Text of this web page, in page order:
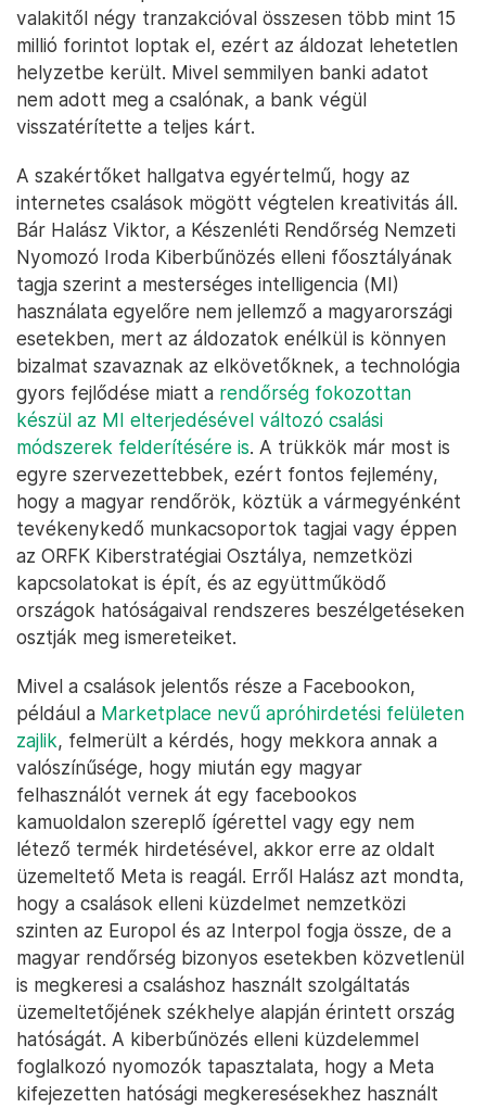
valakitől négy tranzakcióval összesen több mint 15
millió forintot loptak el, ezért az áldozat lehetetlen
helyzetbe került. Mivel semmilyen banki adatot
nem adott meg a csalónak, a bank végül
visszatérítette a teljes kárt.
A szakértőket hallgatva egyértelmű, hogy az
internetes csalások mögött végtelen kreativitás áll.
Bár Halász Viktor, a Készenléti Rendőrség Nemzeti
Nyomozó Iroda Kiberbűnözés elleni főosztályának
tagja szerint a mesterséges intelligencia (MI)
használata egyelőre nem jellemző a magyarországi
esetekben, mert az áldozatok enélkül is könnyen
bizalmat szavaznak az elkövetőknek, a technológia
gyors fejlődése miatt a rendőrség fokozottan
készül az MI elterjedésével változó csalási
módszerek felderítésére is. A trükkök már most is
egyre szervezettebbek, ezért fontos fejlemény,
hogy a magyar rendőrök, köztük a vármegyénként
tevékenykedő munkacsoportok tagjai vagy éppen
az ORFK Kiberstratégiai Osztálya, nemzetközi
kapcsolatokat is épít, és az együttműködő
országok hatóságaival rendszeres beszélgetéseken
osztják meg ismereteiket.
Mivel a csalások jelentős része a Facebookon,
például a Marketplace nevű apróhirdetési felületen
zajlik, felmerült a kérdés, hogy mekkora annak a
valószínűsége, hogy miután egy magyar
felhasználót vernek át egy facebookos
kamuoldalon szereplő ígérettel vagy egy nem
létező termék hirdetésével, akkor erre az oldalt
üzemeltető Meta is reagál. Erről Halász azt mondta,
hogy a csalások elleni küzdelmet nemzetközi
szinten az Europol és az Interpol fogja össze, de a
magyar rendőrség bizonyos esetekben közvetlenül
is megkeresi a csaláshoz használt szolgáltatás
üzemeltetőjének székhelye alapján érintett ország
hatóságát. A kiberbűnözés elleni küzdelemmel
foglalkozó nyomozók tapasztalata, hogy a Meta
kifejezetten hatósági megkeresésekhez használt